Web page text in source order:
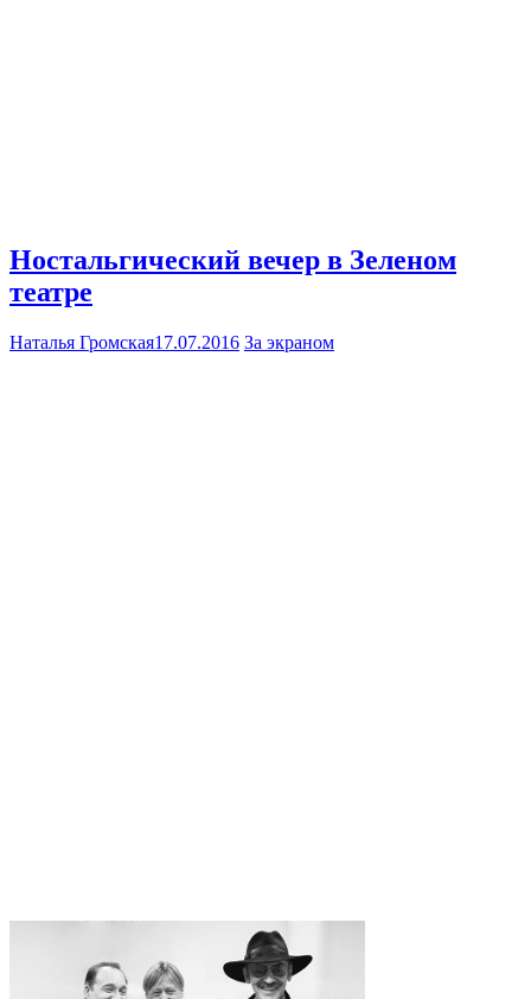
Ностальгический вечер в Зеленом
театре
Наталья Громская17.07.2016 За экраном